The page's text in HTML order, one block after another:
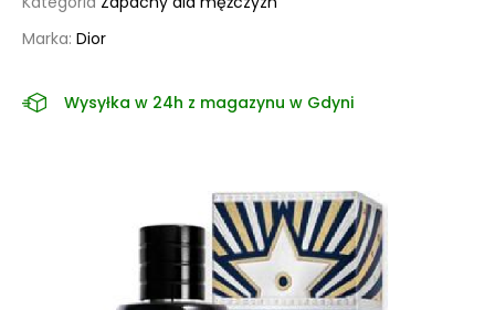
Marka: Dior
Wysyłka w 24h z magazynu w Gdyni